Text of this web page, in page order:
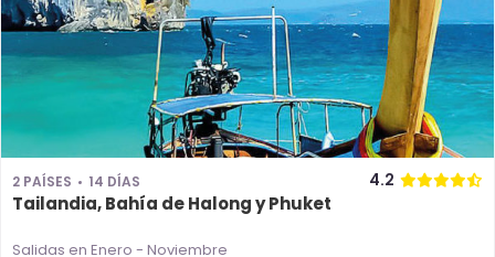
2 PAÍSES 14 DÍAS 4.2
Tailandia, Bahía de Halong y Phuket
Salidas en Enero - Noviembre